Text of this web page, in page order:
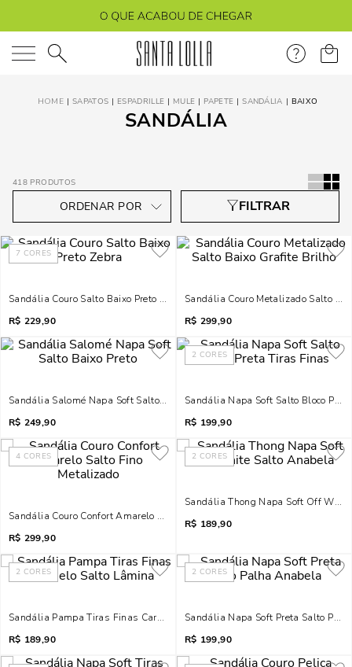
O que você está procurando?
SAPATOS ESPADRILLE MULE PAPETE SANDÁLIA BAIXO
SANDÁLIA
418 PRODUTOS
7 CORES
Sandália Couro Salto Baixo Preto Zebra
R$ 229,90
Sandália Couro Metalizado Salto
R$ 299,90
Sandália Salomé Napa Soft Salto Baixo Preto
R$ 249,90
2 CORES
Sandália Napa Soft Salto Bloco
R$ 199,90
4 CORES
Sandália Couro Confort Amarelo Salto Fino Metalizado
R$ 299,90
2 CORES
Sandália Thong Napa Soft Off
R$ 189,90
2 CORES
Sandália Pampa Tiras Finas Caramelo Salto Lâmina
R$ 189,90
2 CORES
Sandália Napa Soft Preta Salto
R$ 199,90